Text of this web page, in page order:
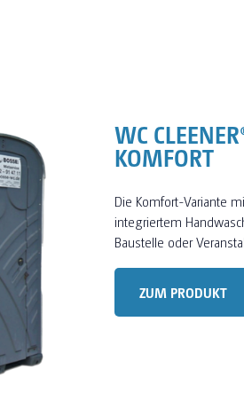
WC
KOMFORT
Die Komfort-Variante
integriertem
Baustelle oder
ZUM PRODUKT